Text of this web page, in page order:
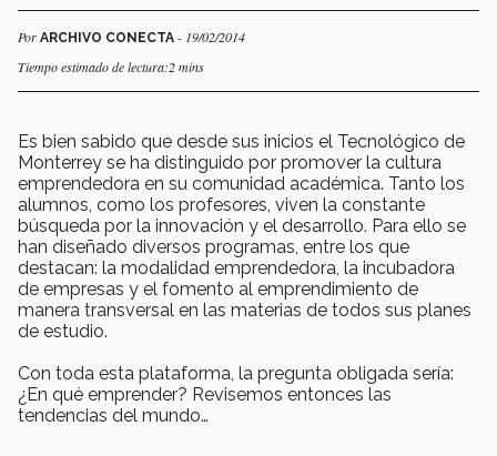
Por ARCHIVO CONECTA - 19/02/2014
Tiempo estimado de lectura:2 mins
Es bien sabido que desde sus inicios el Tecnológico de
Monterrey se ha distinguido por promover la cultura
emprendedora en su comunidad académica. Tanto los
alumnos, como los profesores, viven la constante
búsqueda por la innovación y el desarrollo. Para ello se
han diseñado diversos programas, entre los que
destacan: la modalidad emprendedora, la incubadora
de empresas y el fomento al emprendimiento de
manera transversal en las materias de todos sus planes
de estudio.
Con toda esta plataforma, la pregunta obligada sería:
¿En qué emprender? Revisemos entonces las
tendencias del mundo…